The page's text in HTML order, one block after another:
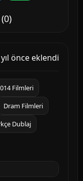
(0)
önce eklendi
Filmleri
Dram Filmleri
Dublaj